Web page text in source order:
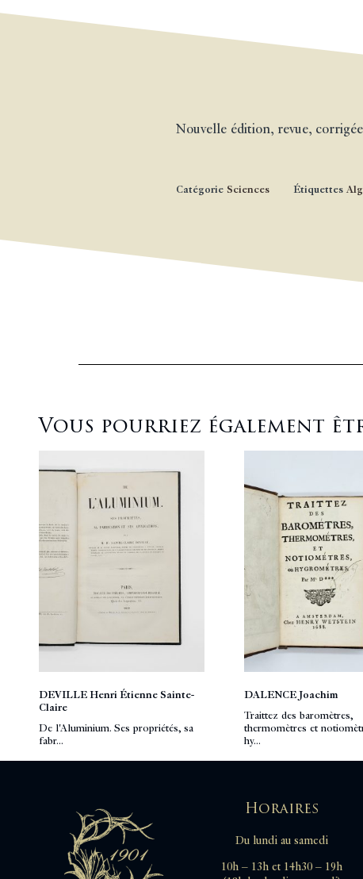
Nouvelle édition, revue,
Catégorie Sciences Étiquettes
Vous pourriez également
DEVILLE Henri Étienne Sainte-
Claire
De l'Aluminium. Ses propriétés, sa
fabr...
DALENCE Joachim
Traittez des baromètres,
thermomètres et
hy...
Horaires
Du lundi au samedi
10h – 13h et 14h30 – 19h